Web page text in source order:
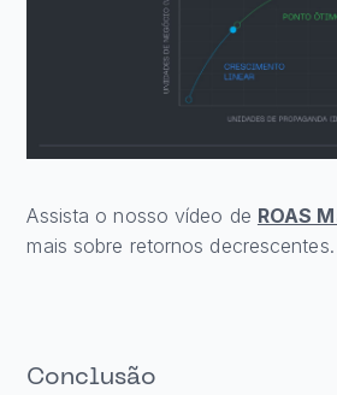
Assista o nosso vídeo de ROAS
mais sobre retornos decrescentes.
Conclusão